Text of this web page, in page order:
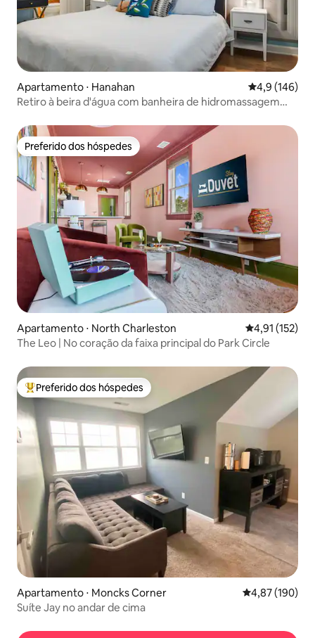
Apartamento ⋅ Hanahan 4,9 de uma
4,9 (146)
Retiro à beira d'água com banheira de hidromassagem
Preferido dos hóspedes
Preferido dos hóspedes
Apartamento ⋅ North Charleston 4,91 de uma
4,91 (152)
The Leo | No coração da faixa principal do Park Circle
Entre os melhores preferidos dos hóspedes
Preferido dos hóspedes
Apartamento ⋅ Moncks Corner 4,87 de uma
4,87 (190)
Suíte Jay no andar de cima